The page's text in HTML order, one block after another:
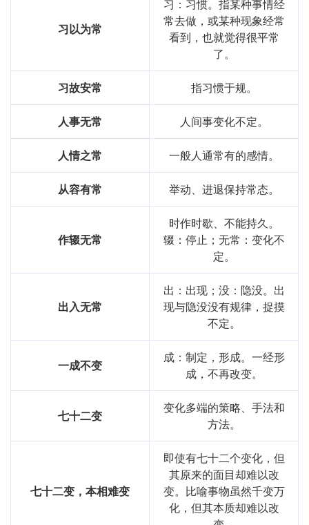
习以为常
习：习惯。指某种事情经
常去做，或某种现象经常
看到，也就觉得很平常
了。
习故安常 指习惯于规。
人事无常 人间事变化不定。
人情之常 一般人通常有的感情。
从容有常 举动、进退保持常态。
作辍无常
时作时歇、不能持久。
辍：停止；无常：变化不
定。
出入无常
出：出现；没：隐没。出
现与隐没没有规律，捉摸
不定。
一成不变
成：制定，形成。一经形
成，不再改变。
七十二变
变化多端的策略、手法和
方法。
七十二变，本相难变
即使有七十二个变化，但
其原来的面目却难以改
变。比喻事物虽然千变万
化，但其本质却难以改